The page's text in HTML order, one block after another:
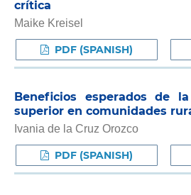
crítica
Maike Kreisel
PDF (SPANISH)
Beneficios esperados de
superior en comunidades
Ivania de la Cruz Orozco
PDF (SPANISH)